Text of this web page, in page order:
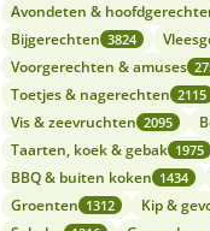
Avondeten &
Bijgerechten 3824
Voorgerechten & amuses
Toetjes & nagerechten 2115
Vis & zeevruchten 2095
Taarten, koek & gebak 1975
BBQ & buiten koken 1434
Groenten 1312 Kip &